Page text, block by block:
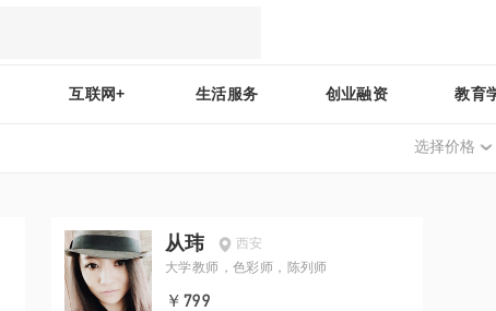
互联网+ 生活服务 创业融资 教育
选择价格
从玮
西安
大学教师，色彩师，陈列师
￥799